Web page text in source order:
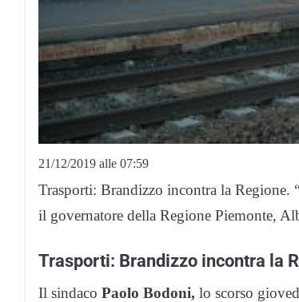
21/12/2019 alle 07:59
Trasporti: Brandizzo incontra la Regione.
il governatore della Regione Piemonte,
Trasporti: Brandizzo incontra la
Il sindaco Paolo Bodoni, lo scorso